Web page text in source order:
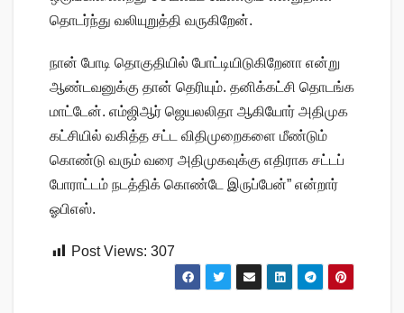
தொடர்ந்து வலியுறுத்தி வருகிறேன்.
நான் போடி தொகுதியில் போட்டியிடுகிறேனா என்று
ஆண்டவனுக்கு தான் தெரியும். தனிக்கட்சி தொடங்க
மாட்டேன். எம்ஜிஆர் ஜெயலலிதா ஆகியோர் அதிமுக
கட்சியில் வகித்த சட்ட விதிமுறைகளை மீண்டும்
கொண்டு வரும் வரை அதிமுகவுக்கு எதிராக சட்டப்
போராட்டம் நடத்திக் கொண்டே இருப்பேன்” என்றார்
ஓபிஎஸ்.
Post Views: 307